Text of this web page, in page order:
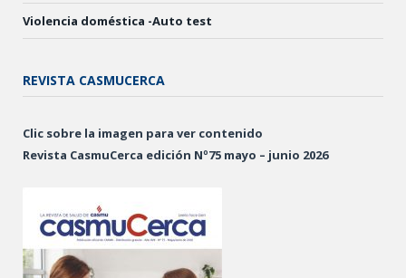
Violencia doméstica -Auto test
REVISTA CASMUCERCA
Clic sobre la imagen para ver contenido
Revista CasmuCerca edición Nº75 mayo – junio 2026